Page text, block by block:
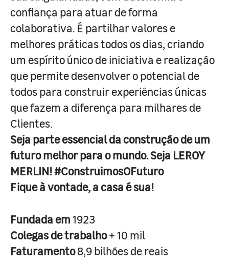
confiança para atuar de forma
colaborativa. É partilhar valores e
melhores práticas todos os dias, criando
um espírito único de iniciativa e realização
que permite desenvolver o potencial de
todos para construir experiências únicas
que fazem a diferença para milhares de
Clientes.
Seja parte essencial da construção de um
futuro melhor para o mundo. Seja LEROY
MERLIN! #ConstruimosOFuturo
Fique à vontade, a casa é sua!
Fundada em1923
Colegas de trabalho+ 10 mil
Faturamento8,9 bilhões de reais